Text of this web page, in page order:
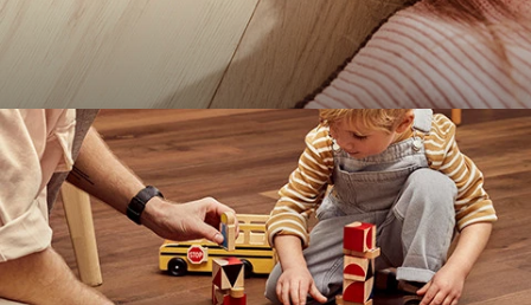
Parquet & Sols en bois
Voir tous